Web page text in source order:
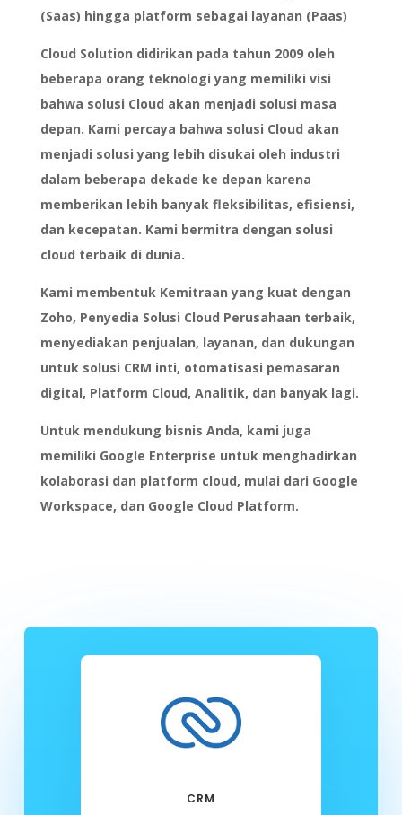
(Saas) hingga platform sebagai layanan (Paas)
Cloud Solution didirikan pada tahun 2009 oleh
beberapa orang teknologi yang memiliki visi
bahwa solusi Cloud akan menjadi solusi masa
depan. Kami percaya bahwa solusi Cloud akan
menjadi solusi yang lebih disukai oleh industri
dalam beberapa dekade ke depan karena
memberikan lebih banyak fleksibilitas, efisiensi,
dan kecepatan. Kami bermitra dengan solusi
cloud terbaik di dunia.
Kami membentuk Kemitraan yang kuat dengan
Zoho, Penyedia Solusi Cloud Perusahaan terbaik,
menyediakan penjualan, layanan, dan dukungan
untuk solusi CRM inti, otomatisasi pemasaran
digital, Platform Cloud, Analitik, dan banyak lagi.
Untuk mendukung bisnis Anda, kami juga
memiliki Google Enterprise untuk menghadirkan
kolaborasi dan platform cloud, mulai dari Google
Workspace, dan Google Cloud Platform.
CRM